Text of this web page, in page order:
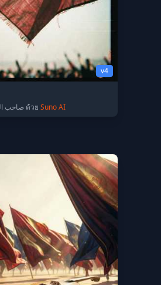
v4
สร้างโดย صاحب السموم ด้วย Suno AI